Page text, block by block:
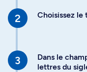
Choisissez le
Dans le
lettres du